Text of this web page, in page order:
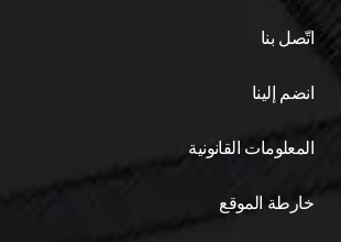
اتّصل بنا
انضم إلينا
المعلومات القانونية
خارطة الموقع